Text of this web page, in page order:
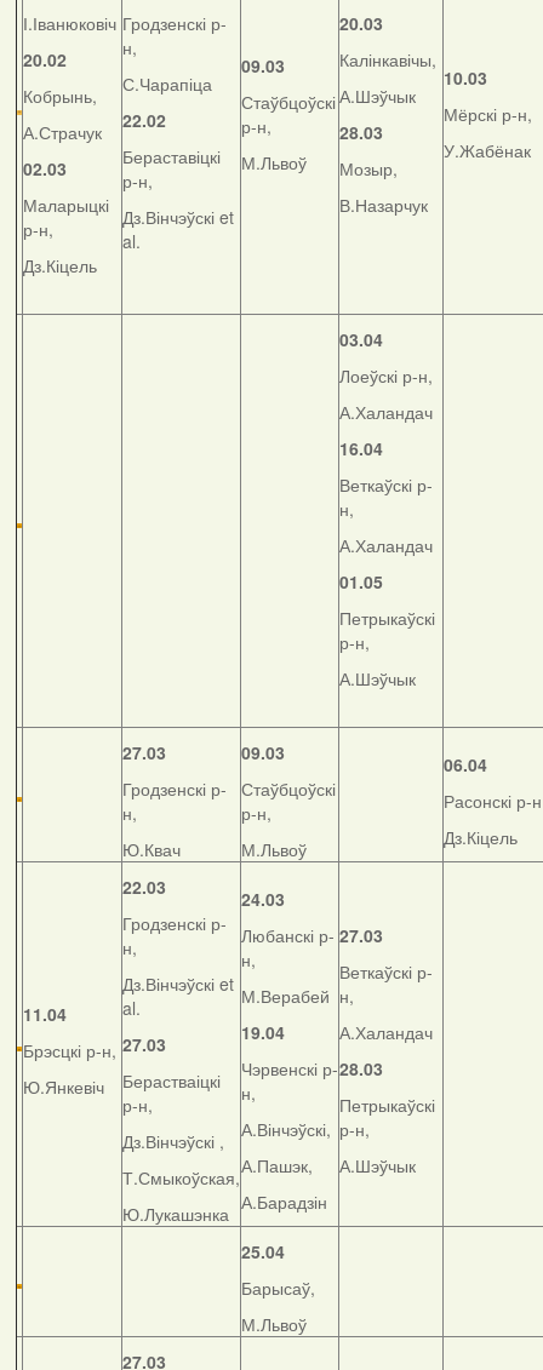
І.Іванюковіч
20.02
Кобрынь,
А.Страчук
02.03
Маларыцкі
р-н,
Дз.Кіцель
Гродзенскі р-
н,
С.Чарапіца
22.02
Бераставіцкі
р-н,
Дз.Вінчэўскі et
al.
09.03
Стаўбцоўскі
р-н,
М.Львоў
20.03
Калінкавічы,
А.Шэўчык
28.03
Мозыр,
В.Назарчук
10.03
Мёрскі р-н,
У.Жабёнак
03.04
Лоеўскі р-н,
А.Халандач
16.04
Веткаўскі р-
н,
А.Халандач
01.05
Петрыкаўскі
р-н,
А.Шэўчык
27.03
Гродзенскі р-
н,
Ю.Квач
09.03
Стаўбцоўскі
р-н,
М.Львоў
06.04
Расонскі р-
Дз.Кіцель
11.04
Брэсцкі р-н,
Ю.Янкевіч
22.03
Гродзенскі р-
н,
Дз.Вінчэўскі et
al.
27.03
Берастваіцкі
р-н,
Дз.Вінчэўскі ,
Т.Смыкоўская,
Ю.Лукашэнка
24.03
Любанскі р-
н,
М.Верабей
19.04
Чэрвенскі р-
н,
А.Вінчэўскі,
А.Пашэк,
А.Барадзін
27.03
Веткаўскі р-
н,
А.Халандач
28.03
Петрыкаўскі
р-н,
А.Шэўчык
25.04
Барысаў,
М.Львоў
27.03